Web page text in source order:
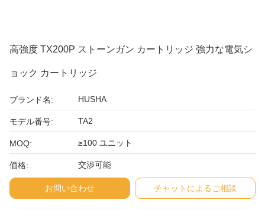
高強度 TX200P ストーンガン カートリッジ 強力な電気シ
ョック カートリッジ
ブランド名: HUSHA
モデル番号: TA2
MOQ: ≥100 ユニット
価格: 交渉可能
お問い合わせ チャットによるご相談